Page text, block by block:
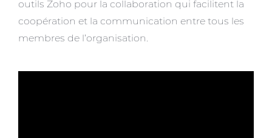
outils Zoho pour la collaboration qui facilitent la
coopération et la communication entre tous les
membres de l’organisation.